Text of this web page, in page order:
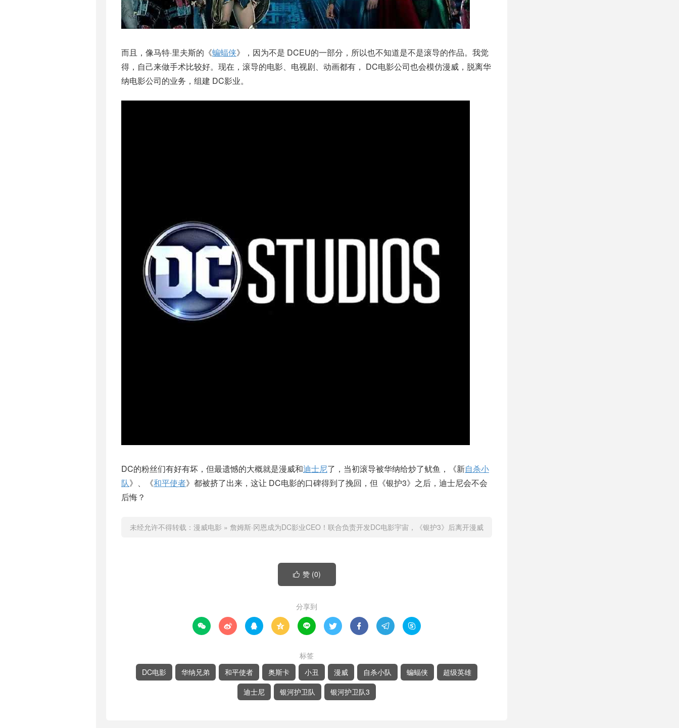
而且，像马特·里夫斯的《蝙蝠侠》，因为不是 DCEU的一部分，所以也不知道是不是滚导的作品。我觉
得，自己来做手术比较好。现在，滚导的电影、电视剧、动画都有， DC电影公司也会模仿漫威，脱离华
纳电影公司的业务，组建 DC影业。
DC的粉丝们有好有坏，但最遗憾的大概就是漫威和迪士尼了，当初滚导被华纳给炒了鱿鱼，《新自杀小
队》、《和平使者》都被挤了出来，这让 DC电影的口碑得到了挽回，但《银护3》之后，迪士尼会不会
后悔？
未经允许不得转载： 漫威电影 » 詹姆斯·冈恩成为DC影业CEO！联合负责开发DC电影宇宙，《银护3》后离开漫威
 赞 (0)
分享到
        
标签
DC电影
华纳兄弟 和平使者 奥斯卡 小丑 漫威 自杀小队 蝙蝠侠
超级英雄
迪士尼
银河护卫队 银河护卫队3